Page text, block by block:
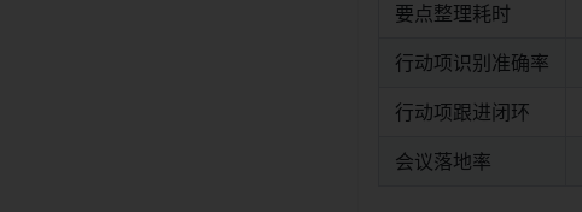
要点整理耗时
行动项识别准确率
行动项跟进闭环
会议落地率